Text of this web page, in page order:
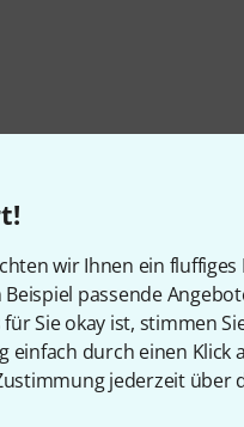
wir Ihnen ein
passende
Sie okay ist, stimmen
durch einen Klick
jederzeit über
Hilfe &